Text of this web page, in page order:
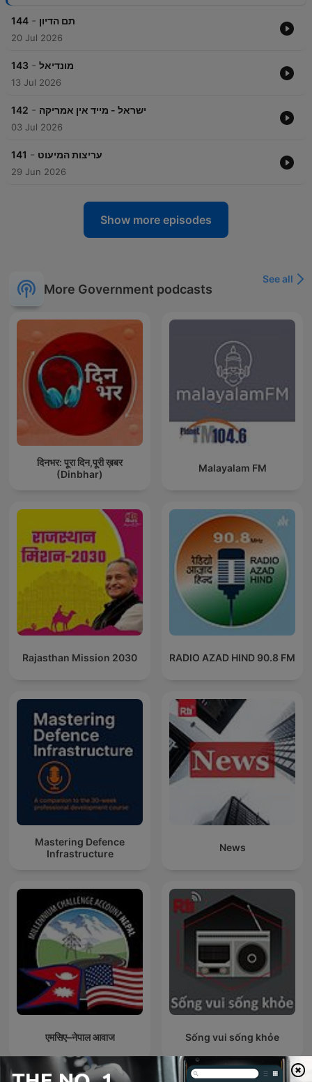
144 - תם הדיון
20 Jul 2026
143 - מונדיאל
13 Jul 2026
142 - ישראל - מייד אין אמריקה
03 Jul 2026
141 - עריצות המיעוט
29 Jun 2026
Show more episodes
More Government podcasts
See all
दिनभर: पूरा दिन,पूरी ख़बर
(Dinbhar)
Malayalam FM
Rajasthan Mission 2030 RADIO AZAD HIND 90.8 FM
Mastering Defence
Infrastructure
News
एमसिए–नेपाल आवाज Sống vui sống khỏe